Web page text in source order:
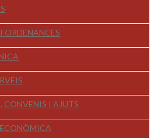
ORDENANCES
CONVENIS I AJUTS